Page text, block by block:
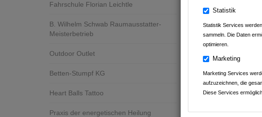
Statistik
Statistik Services
sammeln. Die Daten
optimieren.
Marketing
Marketing Services
aufzuzeichnen, die
Diese Services
Fahrschule Florian Leichtle
B. Wilhelm Schwab Raumausstatter-
Meisterbetrieb
Outdoor Outlet
Betten-Stumpf KG
Heart Balls Tattoo
Praxis der energetischen Heilung